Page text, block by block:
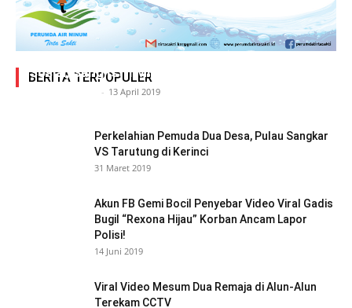
BERITA TERPOPULER
Adegan Ranjang Dua Kadis, Perhubungan Vs
Sosial, Sang Istri Miliki Bukti Video Mesum Hot
- 13 April 2019
Perkelahian Pemuda Dua Desa, Pulau Sangkar
VS Tarutung di Kerinci
31 Maret 2019
Akun FB Gemi Bocil Penyebar Video Viral Gadis
Bugil “Rexona Hijau” Korban Ancam Lapor
Polisi!
14 Juni 2019
Viral Video Mesum Dua Remaja di Alun-Alun
Terekam CCTV